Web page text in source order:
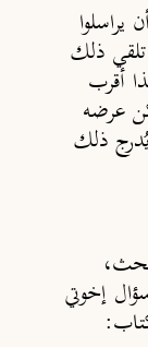
ذلك
أقرب
عرضه
ذلك
إخوتي